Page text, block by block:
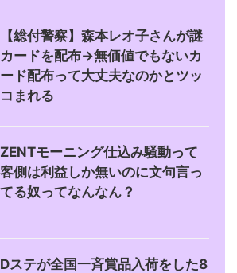
【総付警察】森本レオ子さんが謎
カードを配布→無価値でもないカ
ード配布って大丈夫なのかとツッ
コまれる
ZENTモーニング仕込み騒動って
客側は利益しか無いのに文句言っ
てる奴ってなんなん？
Dステが全国一斉賞品入荷をした8